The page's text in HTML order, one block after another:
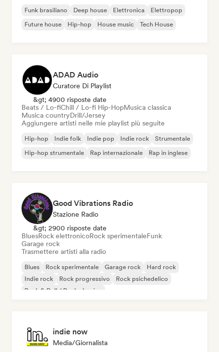
Funk brasiliano Deep house Elettronica
Elettropop
Future house
Hip-hop House music Tech House
ADAD Audio
Curatore Di Playlist
&gt; 4900 risposte date
Beats / Lo-fiChill / Lo-fi Hip-HopMusica classica
Musica countryDrill/Jersey
Aggiungere artisti nelle mie playlist più seguite
Hip-hop Indie folk Indie pop Indie rock
Strumentale
Hip-hop strumentale
Rap internazionale Rap in inglese
Good Vibrations Radio
Stazione Radio
&gt; 2900 risposte date
BluesRock elettronicoRock sperimentaleFunk
Garage rock
Trasmettere artisti alla radio
Blues Rock sperimentale Garage rock
Hard rock
Indie rock
Rock progressivo
Rock psichedelico
Rock & Roll / Rock classico
indie now
Media/Giornalista